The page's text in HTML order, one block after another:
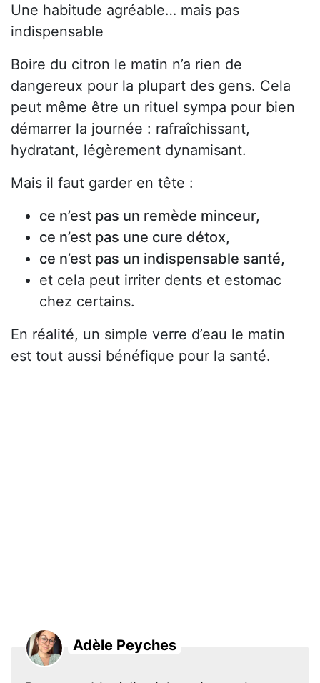
Une habitude agréable… mais pas
indispensable
Boire du citron le matin n’a rien de
dangereux pour la plupart des gens. Cela
peut même être un rituel sympa pour bien
démarrer la journée : rafraîchissant,
hydratant, légèrement dynamisant.
Mais il faut garder en tête :
ce n’est pas un remède minceur,
ce n’est pas une cure détox,
ce n’est pas un indispensable santé,
et cela peut irriter dents et estomac
chez certains.
En réalité, un simple verre d’eau le matin
est tout aussi bénéfique pour la santé.
Adèle Peyches